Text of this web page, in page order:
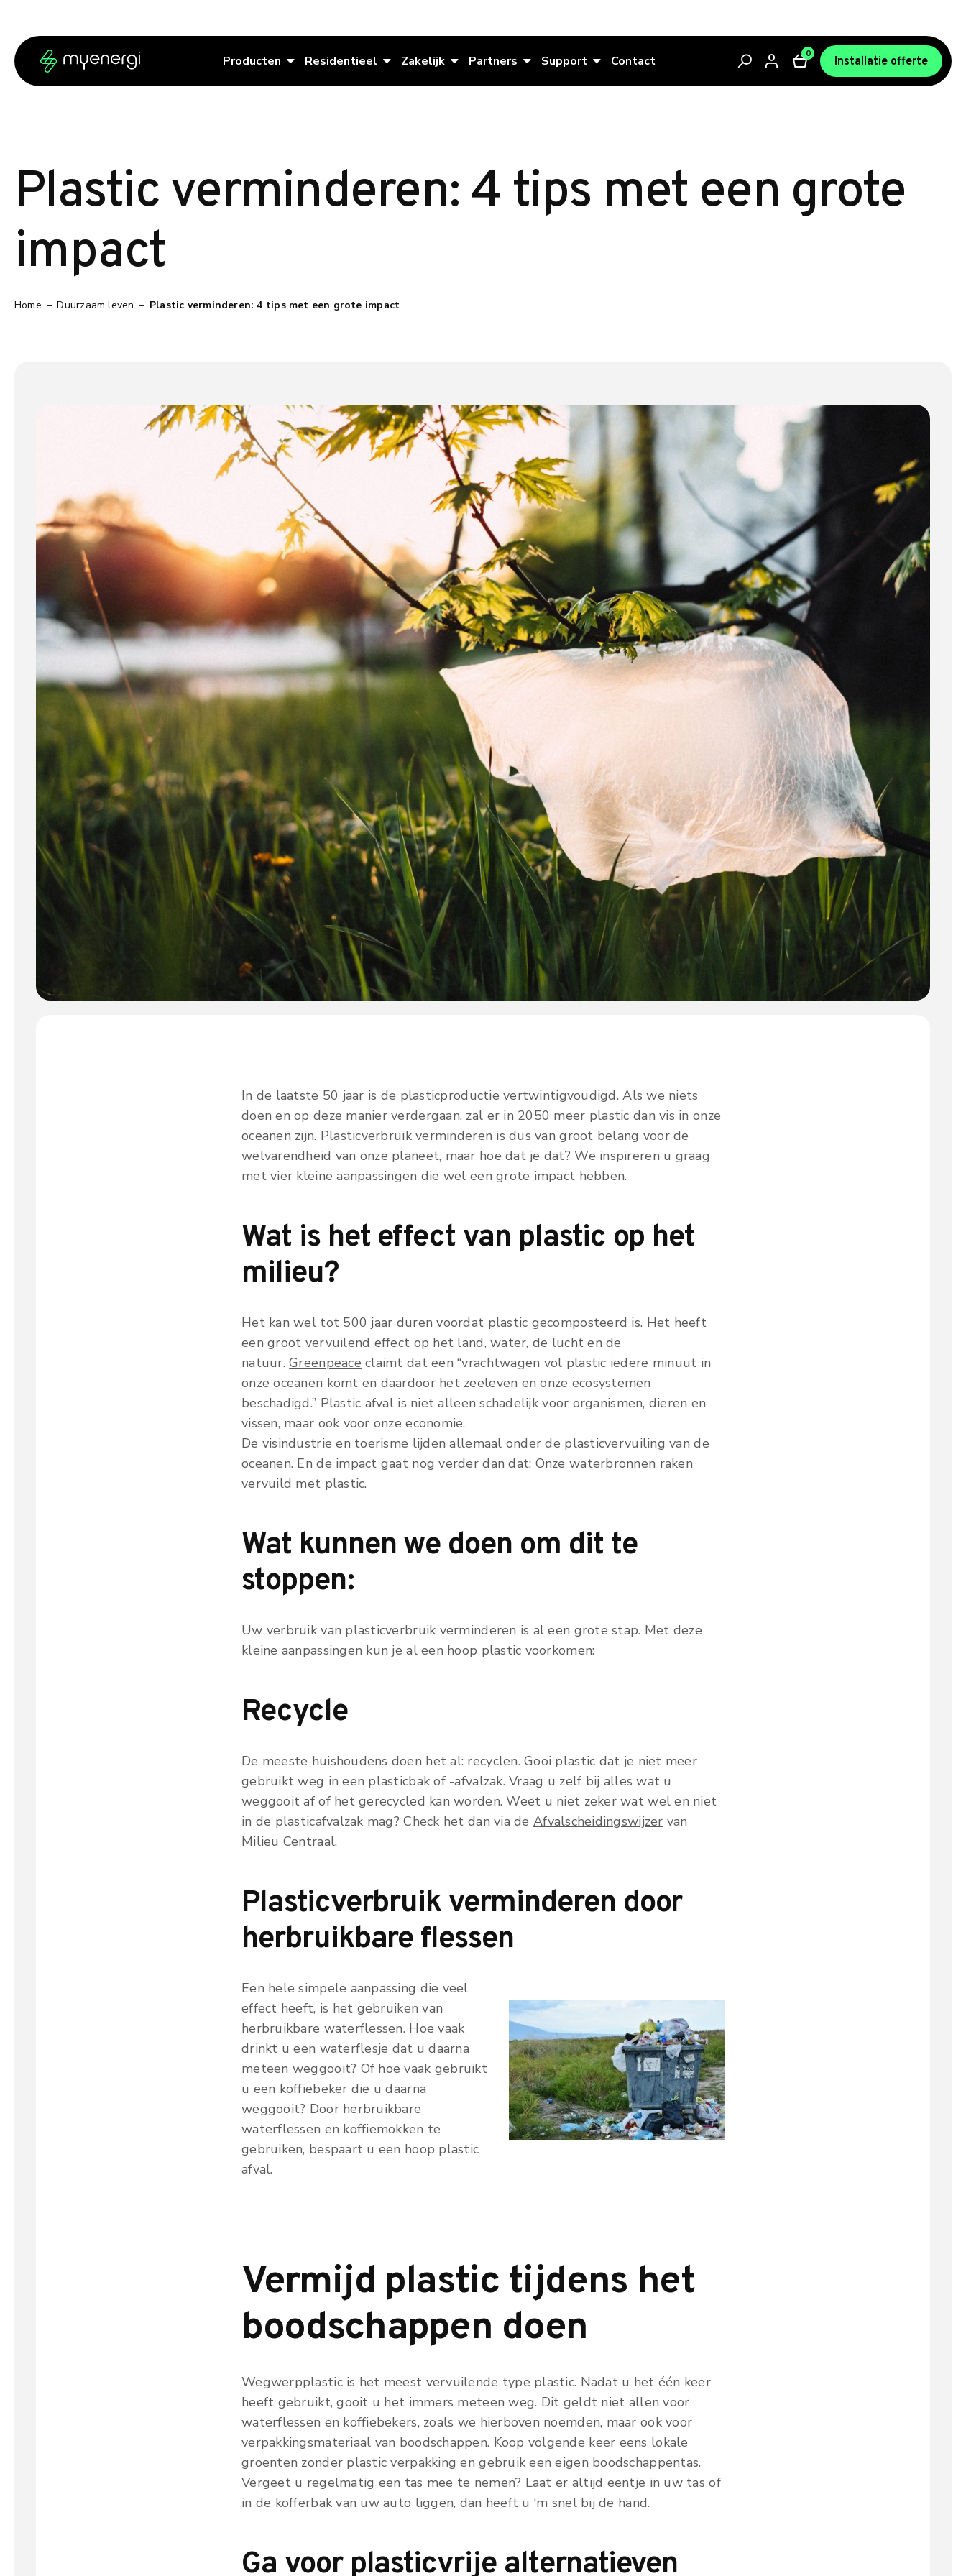
Producten Residentieel Zakelijk Partners Support Contact 0
Installatie offerte
Plastic verminderen: 4 tips met een grote
impact
Home – Duurzaam leven – Plastic verminderen: 4 tips met een grote impact
In de laatste 50 jaar is de plasticproductie vertwintigvoudigd. Als we niets
doen en op deze manier verdergaan, zal er in 2050 meer plastic dan vis in onze
oceanen zijn. Plasticverbruik verminderen is dus van groot belang voor de
welvarendheid van onze planeet, maar hoe dat je dat? We inspireren u graag
met vier kleine aanpassingen die wel een grote impact hebben.
Wat is het effect van plastic op het
milieu?
Het kan wel tot 500 jaar duren voordat plastic gecomposteerd is. Het heeft
een groot vervuilend effect op het land, water, de lucht en de
natuur.Greenpeace claimt dat een “vrachtwagen vol plastic iedere minuut in
onze oceanen komt en daardoor het zeeleven en onze ecosystemen
beschadigd.” Plastic afval is niet alleen schadelijk voor organismen, dieren en
vissen, maar ook voor onze economie.
De visindustrie en toerisme lijden allemaal onder de plasticvervuiling van de
oceanen. En de impact gaat nog verder dan dat: Onze waterbronnen raken
vervuild met plastic.
Wat kunnen we doen om dit te
stoppen:
Uw verbruik van plasticverbruik verminderen is al een grote stap. Met deze
kleine aanpassingen kun je al een hoop plastic voorkomen:
Recycle
De meeste huishoudens doen het al: recyclen. Gooi plastic dat je niet meer
gebruikt weg in een plasticbak of -afvalzak. Vraag u zelf bij alles wat u
weggooit af of het gerecycled kan worden. Weet u niet zeker wat wel en niet
in de plasticafvalzak mag? Check het dan via de Afvalscheidingswijzer van
Milieu Centraal.
Plasticverbruik verminderen door
herbruikbare flessen
Een hele simpele aanpassing die veel
effect heeft, is het gebruiken van
herbruikbare waterflessen. Hoe vaak
drinkt u een waterflesje dat u daarna
meteen weggooit? Of hoe vaak gebruikt
u een koffiebeker die u daarna
weggooit? Door herbruikbare
waterflessen en koffiemokken te
gebruiken, bespaart u een hoop plastic
afval.
Vermijd plastic tijdens het
boodschappen doen
Wegwerpplastic is het meest vervuilende type plastic. Nadat u het één keer
heeft gebruikt, gooit u het immers meteen weg. Dit geldt niet allen voor
waterflessen en koffiebekers, zoals we hierboven noemden, maar ook voor
verpakkingsmateriaal van boodschappen. Koop volgende keer eens lokale
groenten zonder plastic verpakking en gebruik een eigen boodschappentas.
Vergeet u regelmatig een tas mee te nemen? Laat er altijd eentje in uw tas of
in de kofferbak van uw auto liggen, dan heeft u ‘m snel bij de hand.
Ga voor plasticvrije alternatieven